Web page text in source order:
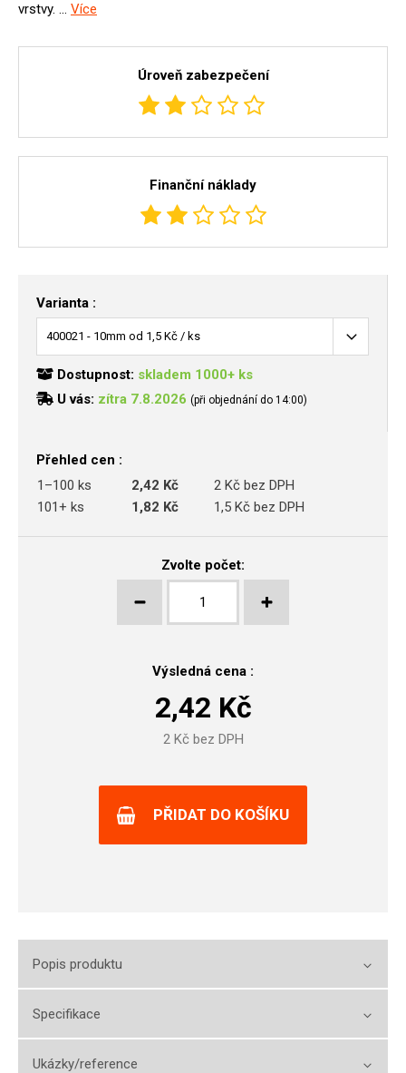
vrstvy. ... Více
Úroveň zabezpečení
Finanční náklady
Varianta :
Dostupnost: skladem 1000+ ks
U vás: zítra 7.8.2026 (při objednání do 14:00)
Přehled cen :
1–100 ks
2,42 Kč
2 Kč bez DPH
101+ ks
1,82 Kč 1,5 Kč bez DPH
Zvolte počet:
Výsledná cena :
2,42 Kč
2Kč bez DPH
PŘIDAT DO KOŠÍKU
Popis produktu
Specifikace
Ukázky/reference